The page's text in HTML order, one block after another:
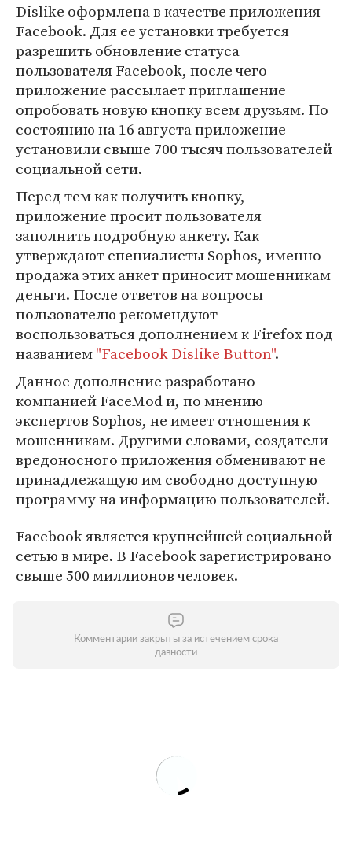
Dislike оформлена в качестве приложения
Facebook. Для ее установки требуется
разрешить обновление статуса
пользователя Facebook, после чего
приложение рассылает приглашение
опробовать новую кнопку всем друзьям. По
состоянию на 16 августа приложение
установили свыше 700 тысяч пользователей
социальной сети.
Перед тем как получить кнопку,
приложение просит пользователя
заполнить подробную анкету. Как
утверждают специалисты Sophos, именно
продажа этих анкет приносит мошенникам
деньги. После ответов на вопросы
пользователю рекомендуют
воспользоваться дополнением к Firefox под
названием"Facebook Dislike Button".
Данное дополнение разработано
компанией FaceMod и, по мнению
экспертов Sophos, не имеет отношения к
мошенникам. Другими словами, создатели
вредоносного приложения обменивают не
принадлежащую им свободно доступную
программу на информацию пользователей.
Facebook является крупнейшей социальной
сетью в мире. В Facebook зарегистрировано
свыше 500 миллионов человек.
Комментарии закрыты за истечением срока
давности